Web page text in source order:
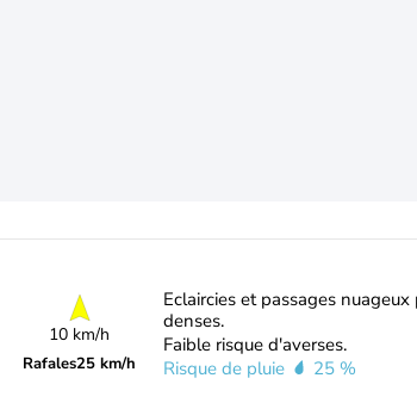
10 km/h
Rafales25 km/h
Eclaircies et passages nuageux
denses.
Faible risque d'averses.
Risque de pluie
25 %